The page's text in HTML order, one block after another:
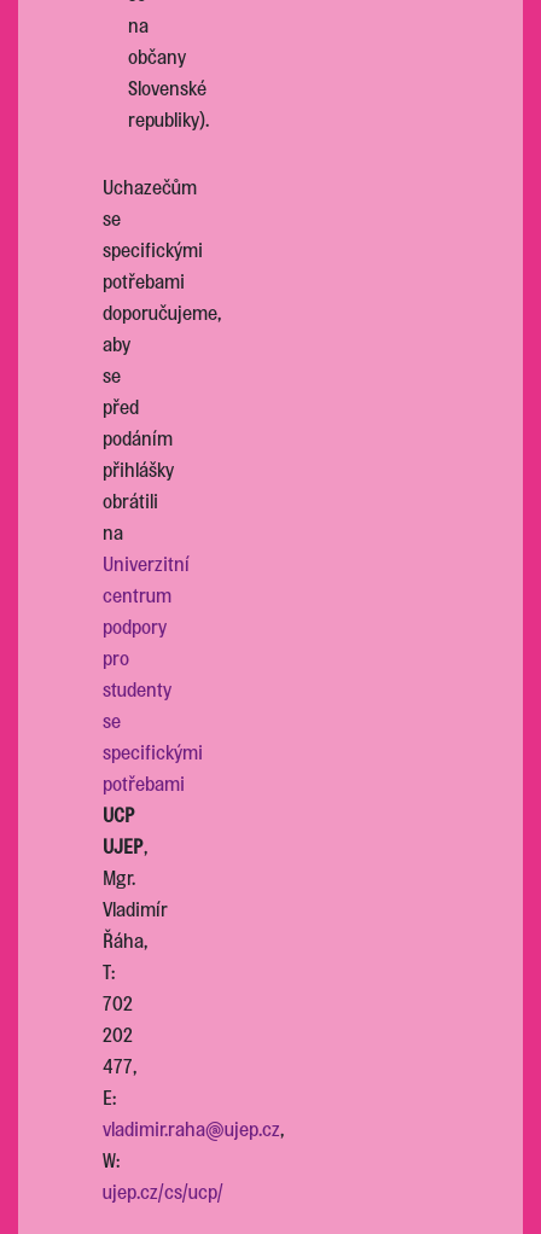
na
občany
Slovenské
republiky).
Uchazečům
se
specifickými
potřebami
doporučujeme,
aby
se
před
podáním
přihlášky
obrátili
na
Univerzitní
centrum
podpory
pro
studenty
se
specifickými
potřebami
UCP
UJEP,
Mgr.
Vladimír
Řáha,
T:
702
202
477,
E:
vladimir.raha@ujep.cz,
W:
ujep.cz/cs/ucp/